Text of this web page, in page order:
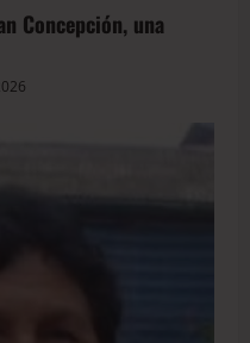
Concepción, una